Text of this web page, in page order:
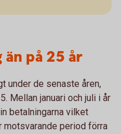
på 25 år
under de senaste åren,
Mellan januari och juli i år
betalningarna vilket
motsvarande period förra